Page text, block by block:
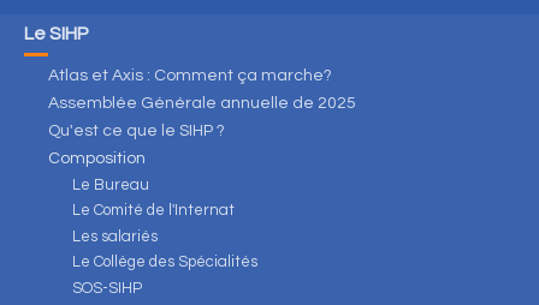
Le SIHP
Atlas et Axis : Comment ça marche?
Assemblée Générale annuelle de 2025
Qu'est ce que le SIHP ?
Composition
Le Bureau
Le Comité de l'Internat
Les salariés
Le Collège des Spécialités
SOS-SIHP